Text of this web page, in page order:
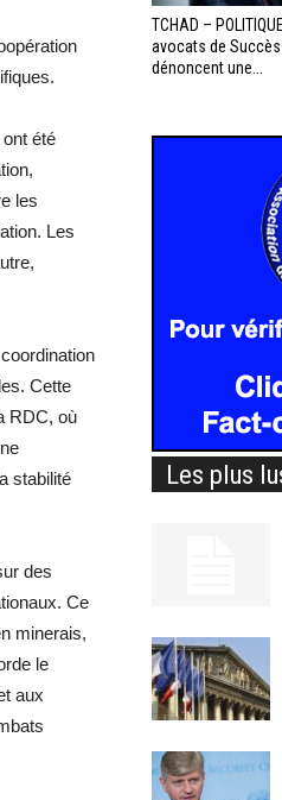
été
les
Les
Cette
RDC, où
stabilité
des
Ce
minerais,
le
aux
TCHAD –
avocats de
dénoncent une...
Les plus